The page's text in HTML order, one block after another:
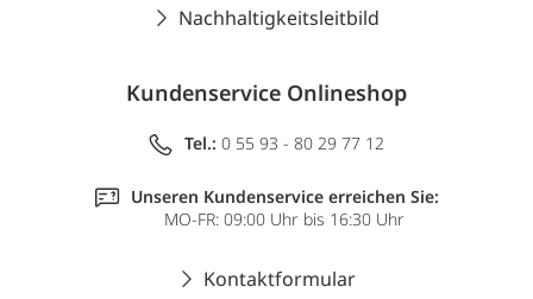
Nachhaltigkeitsleitbild
Kundenservice Onlineshop
Tel.: 0 55 93 - 80 29 77 12
Unseren Kundenservice erreichen Sie:
MO-FR: 09:00 Uhr bis 16:30 Uhr
Kontaktformular